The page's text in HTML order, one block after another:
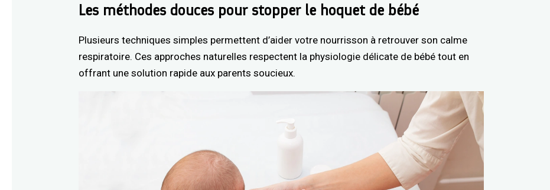
Les méthodes douces pour stopper le hoquet de bébé
Plusieurs techniques simples permettent d’aider votre nourrisson à retrouver son calme
respiratoire. Ces approches naturelles respectent la physiologie délicate de bébé tout en
offrant une solution rapide aux parents soucieux.